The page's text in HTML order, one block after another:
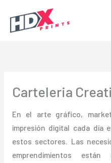
contenido
Carteleria
En el arte gráfico,
impresión digital cada día
estos sectores. Las
emprendimientos